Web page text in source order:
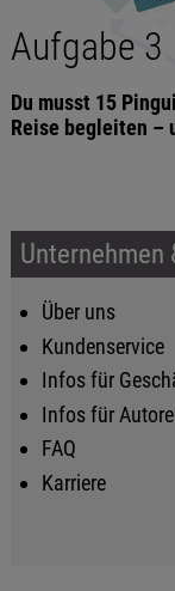
Aufgabe 3
Du musst 15
Reise begleiten –
Unternehmen
Über uns
Kundenservice
Infos für
Infos für
FAQ
Karriere